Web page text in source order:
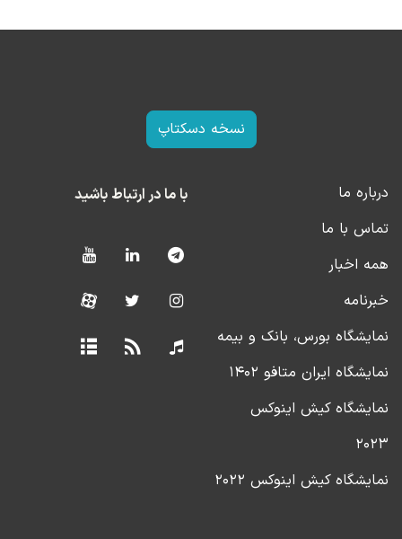
نسخه دسکتاپ
درباره ما
تماس با ما
همه اخبار
خبرنامه
نمایشگاه بورس، بانک و بیمه
نمایشگاه ایران متافو ۱۴۰۲
نمایشگاه کیش اینوکس
۲۰۲۳
نمایشگاه کیش اینوکس ۲۰۲۲
با ما در ارتباط باشید